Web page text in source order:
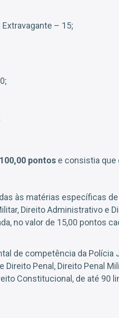
– 15;
100,00 pontos e consistia que
às matérias específicas de
Direito Administrativo e
no valor de 15,00 pontos
de competência da Polícia
Penal, Direito Penal
Constitucional, de até 90